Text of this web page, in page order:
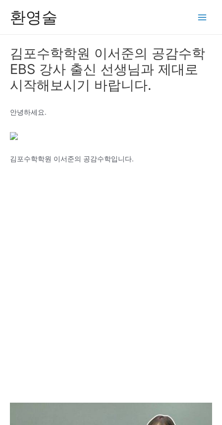
환영술
김포수학학원 이서준의 공감수학
EBS 강사 출신 선생님과 제대로
시작해보시기 바랍니다.
안녕하세요.
김포수학학원 이서준의 공감수학입니다.